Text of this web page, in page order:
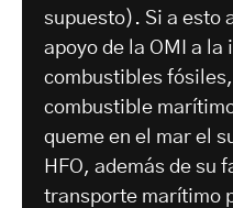
supuesto). Si a esto
apoyo de la OMI a la
combustibles
combustible
queme en el mar el
HFO, además de su
transporte marítimo